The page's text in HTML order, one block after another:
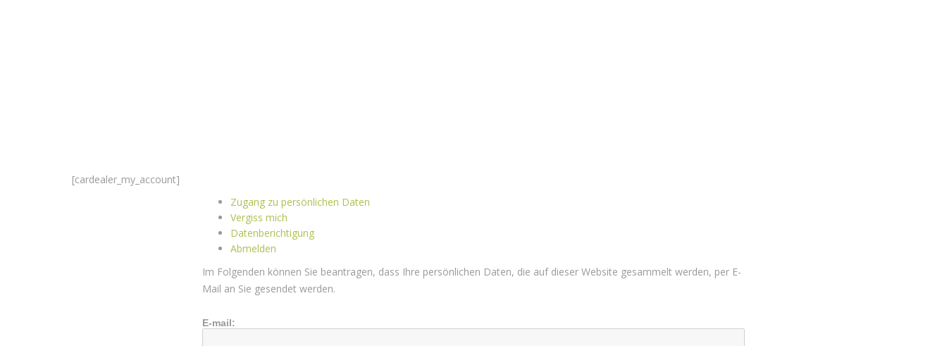
[cardealer_my_account]
Zugang zu persönlichen Daten
Vergiss mich
Datenberichtigung
Abmelden
Im Folgenden können Sie beantragen, dass Ihre persönlichen Daten, die auf dieser Website gesammelt werden, per E-
Mail an Sie gesendet werden.
E-mail: